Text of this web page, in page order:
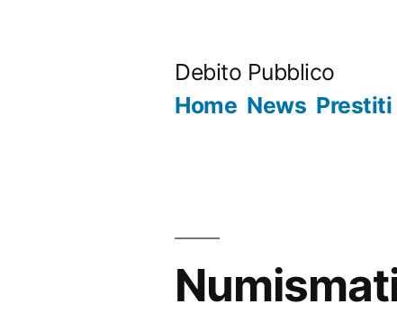
Debito Pubblico
Home News Prestiti